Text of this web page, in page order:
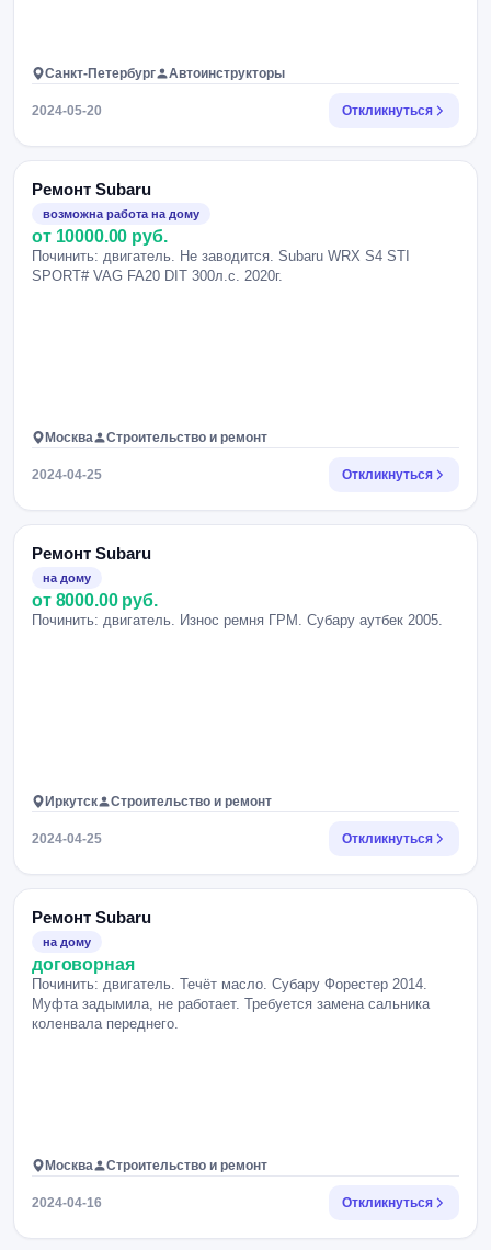
Санкт-Петербург Автоинструкторы
2024-05-20 Откликнуться
Ремонт Subaru
возможна работа на дому
от 10000.00 руб.
Починить: двигатель. Не заводится. Subaru WRX S4 STI
SPORT# VAG FA20 DIT 300л.с. 2020г.
Москва Строительство и ремонт
2024-04-25 Откликнуться
Ремонт Subaru
на дому
от 8000.00 руб.
Починить: двигатель. Износ ремня ГРМ. Субару аутбек 2005.
Иркутск Строительство и ремонт
2024-04-25 Откликнуться
Ремонт Subaru
на дому
договорная
Починить: двигатель. Течёт масло. Субару Форестер 2014.
Муфта задымила, не работает. Требуется замена сальника
коленвала переднего.
Москва Строительство и ремонт
2024-04-16 Откликнуться